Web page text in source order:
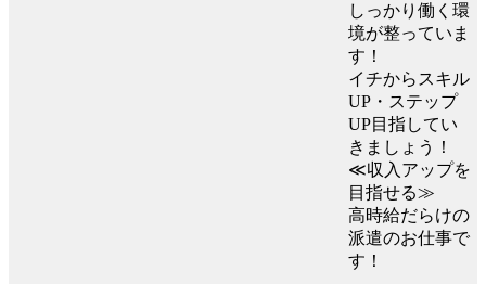
しっかり働く環
境が整っていま
す！
イチからスキル
UP・ステップ
UP目指してい
きましょう！
≪収入アップを
目指せる≫
高時給だらけの
派遣のお仕事で
す！